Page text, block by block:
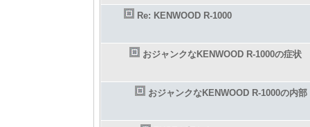
Re: KENWOOD R-1000
おジャンクなKENWOOD R-1000の症状
おジャンクなKENWOOD R-1000の内部